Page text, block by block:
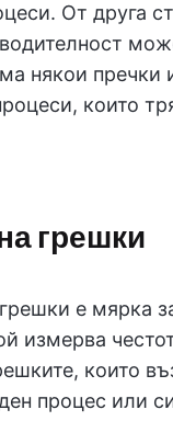
От друга
някои пречки
които
грешки
е мярка
измерва
които
процес или